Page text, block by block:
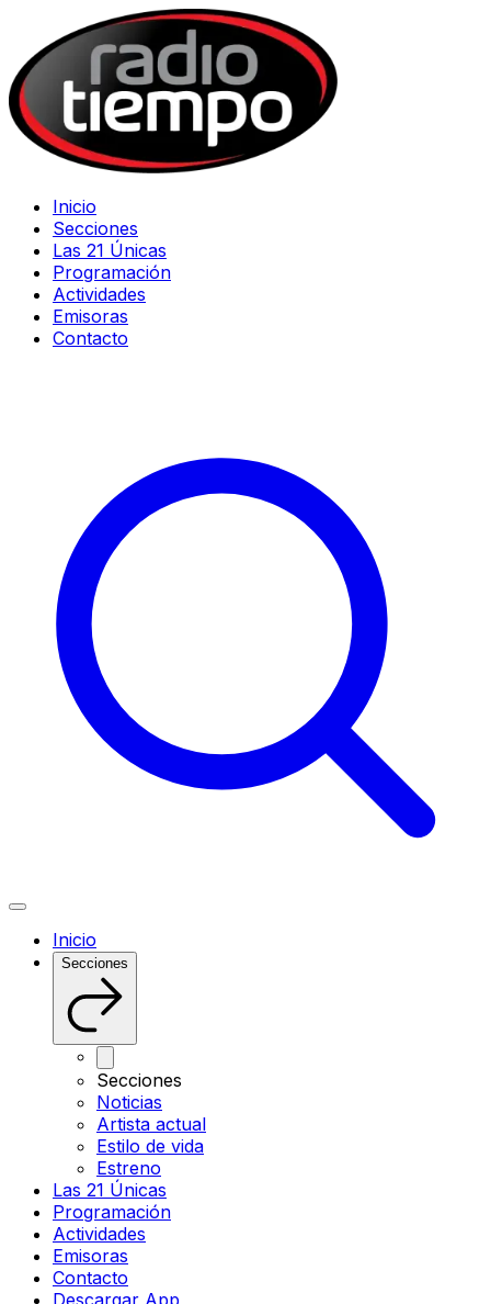
Inicio
Secciones
Las 21 Únicas
Programación
Actividades
Emisoras
Contacto
Inicio
Secciones
Secciones
Noticias
Artista actual
Estilo de vida
Estreno
Las 21 Únicas
Programación
Actividades
Emisoras
Contacto
Descargar App